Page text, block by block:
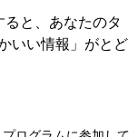
と、あなたのタ
いい情報」がとど